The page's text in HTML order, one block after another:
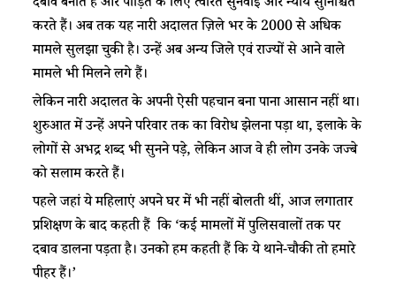
करते हैं। अब तक यह नारी अदालत ज़िले भर के 2000 से अधिक
मामले सुलझा चुकी है। उन्हें अब अन्य जिले एवं राज्यों से आने वाले
मामले भी मिलने लगे हैं।
लेकिन नारी अदालत के अपनी ऐसी पहचान बना पाना आसान नहीं था।
शुरुआत में उन्हें अपने परिवार तक का विरोध झेलना पड़ा था, इलाके के
लोगों से अभद्र शब्द भी सुनने पड़े, लेकिन आज वे ही लोग उनके जज्बे
को सलाम करते हैं।
पहले जहां ये महिलाएं अपने घर में भी नहीं बोलती थीं, आज लगातार
प्रशिक्षण के बाद कहती हैं कि ‘कई मामलों में पुलिसवालों तक पर
दबाव डालना पड़ता है। उनको हम कहती हैं कि ये थाने-चौकी तो हमारे
पीहर हैं।’